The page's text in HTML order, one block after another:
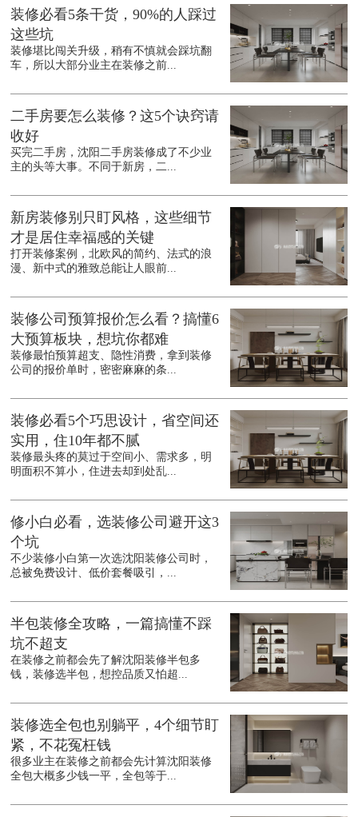
装修必看5条干货，90%的人踩过
这些坑
装修堪比闯关升级，稍有不慎就会踩坑翻
车，所以大部分业主在装修之前...
二手房要怎么装修？这5个诀窍请
收好
买完二手房，沈阳二手房装修成了不少业
主的头等大事。不同于新房，二...
新房装修别只盯风格，这些细节
才是居住幸福感的关键
打开装修案例，北欧风的简约、法式的浪
漫、新中式的雅致总能让人眼前...
装修公司预算报价怎么看？搞懂6
大预算板块，想坑你都难
装修最怕预算超支、隐性消费，拿到装修
公司的报价单时，密密麻麻的条...
装修必看5个巧思设计，省空间还
实用，住10年都不腻
装修最头疼的莫过于空间小、需求多，明
明面积不算小，住进去却到处乱...
修小白必看，选装修公司避开这3
个坑
不少装修小白第一次选沈阳装修公司时，
总被免费设计、低价套餐吸引，...
半包装修全攻略，一篇搞懂不踩
坑不超支
在装修之前都会先了解沈阳装修半包多
钱，装修选半包，想控品质又怕超...
装修选全包也别躺平，4个细节盯
紧，不花冤枉钱
很多业主在装修之前都会先计算沈阳装修
全包大概多少钱一平，全包等于...